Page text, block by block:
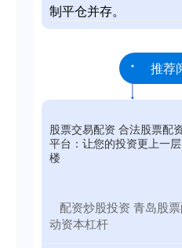
制平仓并存。
推荐
股票交易配资 合法股票配
平台：让您的投资更上一层
楼
配资炒股投资 青岛股
动资本杠杆